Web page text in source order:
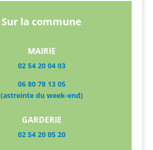
Sur la commune
MAIRIE
02 54 20 04 03
06 80 78 13 05
(astreinte du week-end)
GARDERIE
02 54 20 05 20